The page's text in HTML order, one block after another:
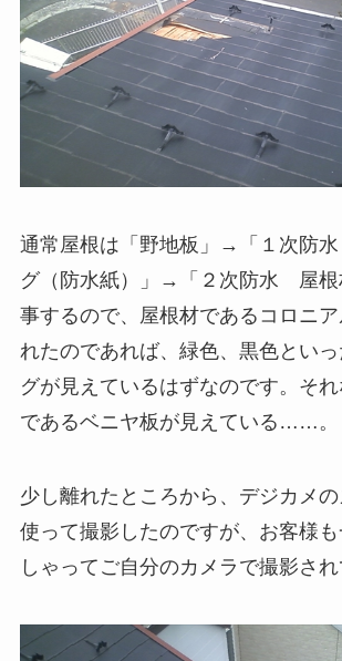
通常屋根は「野地板」→「１次防
グ（防水紙）」→「２次防水 屋根
事するので、屋根材であるコロニ
れたのであれば、緑色、黒色とい
グが見えているはずなのです。そ
であるベニヤ板が見えている……。
少し離れたところから、デジカメ
使って撮影したのですが、お客様
しゃってご自分のカメラで撮影され